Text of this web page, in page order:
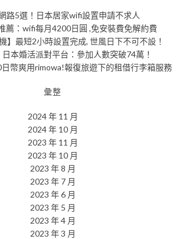
路5選！日本居家wifi設置申請不求人
薦：wifi每月4200日圓 ,免安裝費免解約費
】最短2小時設置完成, 世風日下不可不設！
日本婚活派對平台：參加人數突破74萬！
日幣爽用rimowa!報復旅遊下的租借行李箱服務
彙整
2024 年 11 月
2024 年 10 月
2023 年 11 月
2023 年 10 月
2023 年 8 月
2023 年 7 月
2023 年 6 月
2023 年 5 月
2023 年 4 月
2023 年 3 月